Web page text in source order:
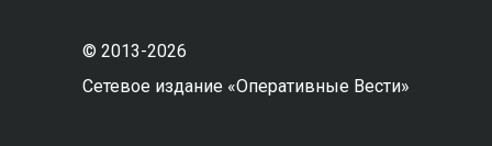
© 2013-2026
Сетевое издание «Оперативные Вести»